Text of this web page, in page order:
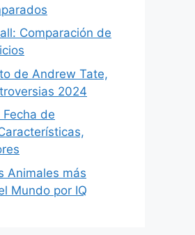
Comparación de
de Andrew Tate,
2024
de
Animales más
Mundo por IQ